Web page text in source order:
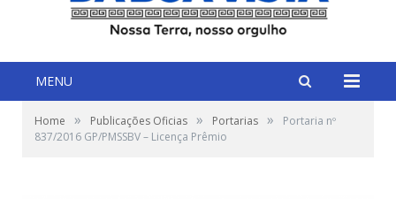
MENU
Home » Publicações Oficias » Portarias »
Portaria nº
837/2016 GP/PMSSBV – Licença Prêmio